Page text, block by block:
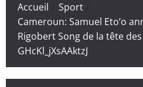
Accueil
Sport
Cameroun: Samuel Eto’o
Rigobert Song de la tête
GHcKl_jXsAAktzJ